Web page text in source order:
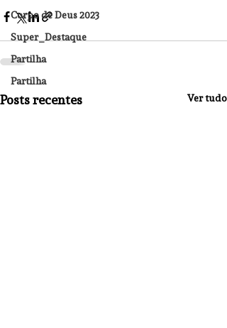
Corpo de Deus 2023
Super_Destaque
Partilha
Partilha
Posts recentes Ver tudo